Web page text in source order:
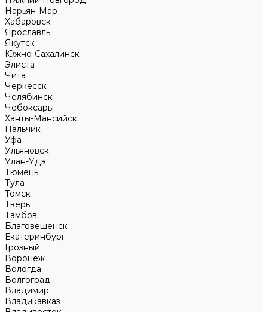
Нарьян-Мар
Хабаровск
Ярославль
Якутск
Южно-Сахалинск
Элиста
Чита
Черкесск
Челябинск
Чебоксары
Ханты-Мансийск
Нальчик
Уфа
Ульяновск
Улан-Удэ
Тюмень
Тула
Томск
Тверь
Тамбов
Благовещенск
Екатеринбург
Грозный
Воронеж
Вологда
Волгоград
Владимир
Владикавказ